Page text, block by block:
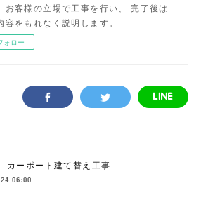
お客様の立場で工事を行い、 完了後は
容をもれなく説明します。
ォロー
ーポート建て替え工事
06:00